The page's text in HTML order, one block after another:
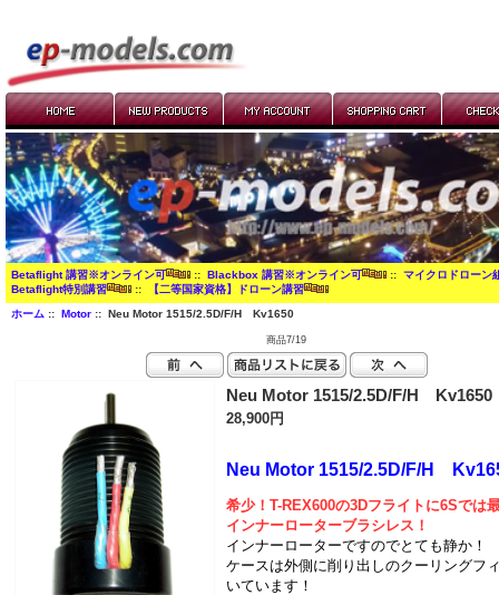
Betaflight 講習※オンライン可 :: Blackbox 講習※オンライン可 :: マイクロドローン
Betaflight特別講習
:: 【二等国家資格】ドローン講習
ホーム:: Motor:: Neu Motor 1515/2.5D/F/H Kv1650
商品7/19
Neu Motor 1515/2.5D/F/H Kv1650
28,900円
Neu Motor 1515/2.5D/F/H
希少！T-REX600の3Dフライトに6Sでは
インナーローターブラシレス！
インナーローターですのでとても静か！
ケースは外側に削り出しのクーリングフ
いています！